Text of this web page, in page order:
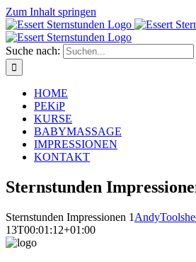
Zum Inhalt springen
Suche nach:
HOME
PEKiP
KURSE
BABYMASSAGE
IMPRESSIONEN
KONTAKT
Sternstunden
Sternstunden Impressionen 1
13T00:01:12+01:00